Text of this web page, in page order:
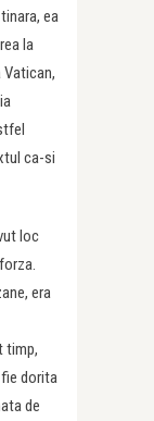
ea
la
ca-si
loc
era
timp,
dorita
de